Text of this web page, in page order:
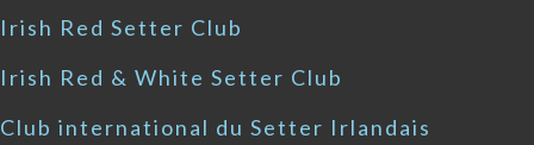
Irish Red Setter Club
Irish Red & White Setter Club
Club international du Setter Irlandais